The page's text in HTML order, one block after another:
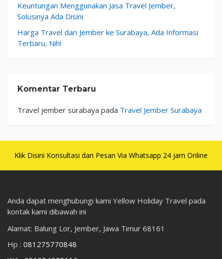
Keuntungan Menggunakan Jasa Travel Jember,
Solusinya Ada Disini
Harga Travel dari Jember ke Surabaya, Ada Informasi
Terbaru, Nih!
Komentar Terbaru
Travel jember surabaya pada Travel Jember Surabaya
Klik Disini Konsultasi dan Pesan Via Whatsapp 24 jam Online
Anda dapat menghubungi kami Yellow Holiday Travel pada
kontak kami dibawah ini
Alamat: Balung Lor, Jember, Jawa Timur 68161
Hp : 081275770848